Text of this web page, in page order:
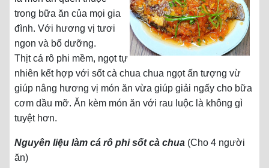
trong bữa ăn của mọi gia
đình. Với hương vị tươi
ngon và bổ dưỡng.
Thịt cá rô phi mềm, ngọt tự
nhiên kết hợp với sốt cà chua chua ngọt ấn tượng vừ
giúp nâng hương vị món ăn vừa giúp giải ngấy cho bữa
cơm dầu mỡ. Ăn kèm món ăn với rau luộc là không gì
tuyệt hơn.
Nguyên liệu làm cá rô phi sốt cà chua (Cho 4 người
ăn)